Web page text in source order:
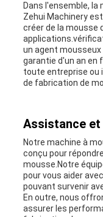
Dans l'ensemble,
Zehui Machinery
créer de la mousse
un agent
garantie d'un an en
toute entreprise ou
de fabrication de
Assistance
Notre machine à
conçu pour
mousse.Notre
pour vous aider
pouvant survenir
En outre, nous
assurer les